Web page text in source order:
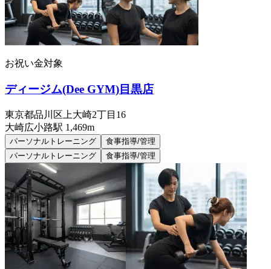
お祝い金対象
ディージム(Dee GYM)目黒店
東京都品川区上大崎2丁目16
大崎広小路駅 1,469m
パーソナルトレーニング
食事指導/管理
パーソナルトレーニング
食事指導/管理